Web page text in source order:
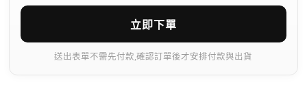
立即下單
送出表單不需先付款,確認訂單後才安排付款與出貨